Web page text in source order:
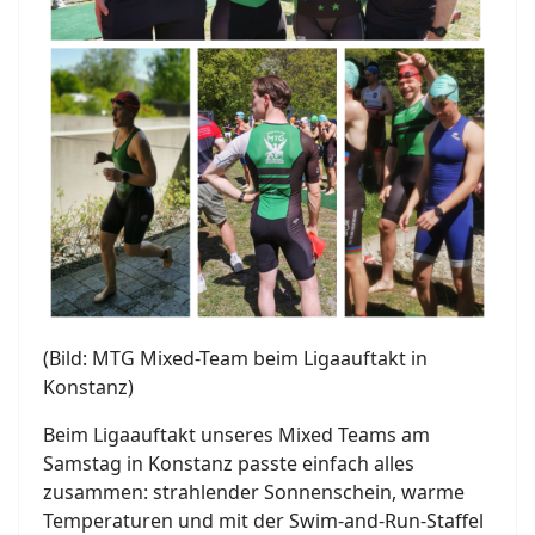
(Bild: MTG Mixed-Team beim Ligaauftakt in
Konstanz)
Beim Ligaauftakt unseres Mixed Teams am
Samstag in Konstanz passte einfach alles
zusammen: strahlender Sonnenschein, warme
Temperaturen und mit der Swim-and-Run-Staffel